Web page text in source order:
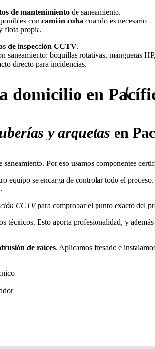
de mantenimiento de saneamiento.
con camión cuba cuando es necesario.
flota propia.
de inspección CCTV.
saneamiento: boquillas rotativas, mangueras
directo para incidencias.
a domicilio en
y arquetas en
Por eso usamos componentes
equipo se encarga de controlar todo el
CCTVpara comprobar el punto exacto del
técnicos. Esto aporta profesionalidad, y
de raíces. Aplicamos fresado e